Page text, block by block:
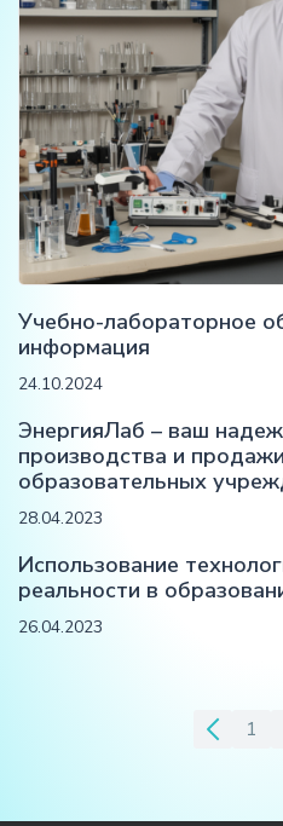
Учебно-лабораторное
информация
24.10.2024
ЭнергияЛаб – ваш
производства и
образовательных
28.04.2023
Использование
реальности в
26.04.2023
1